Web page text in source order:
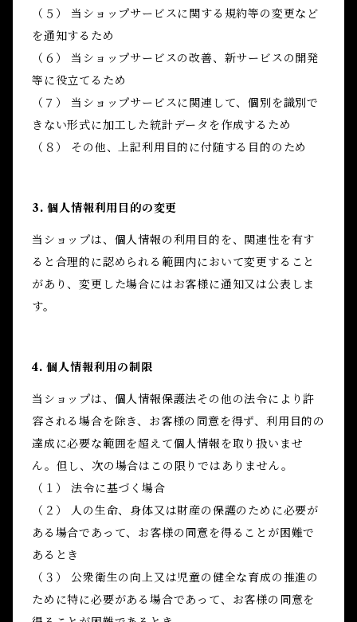
（５） 当ショップサービスに関する規約等の変更など
を通知するため
（６） 当ショップサービスの改善、新サービスの開発
等に役立てるため
（７） 当ショップサービスに関連して、個別を識別で
きない形式に加工した統計データを作成するため
（８） その他、上記利用目的に付随する目的のため
3. 個人情報利用目的の変更
当ショップは、個人情報の利用目的を、関連性を有す
ると合理的に認められる範囲内において変更すること
があり、変更した場合にはお客様に通知又は公表しま
す。
4. 個人情報利用の制限
当ショップは、個人情報保護法その他の法令により許
容される場合を除き、お客様の同意を得ず、利用目的の
達成に必要な範囲を超えて個人情報を取り扱いませ
ん。但し、次の場合はこの限りではありません。
（１） 法令に基づく場合
（２） 人の生命、身体又は財産の保護のために必要が
ある場合であって、お客様の同意を得ることが困難で
あるとき
（３） 公衆衛生の向上又は児童の健全な育成の推進の
ために特に必要がある場合であって、お客様の同意を